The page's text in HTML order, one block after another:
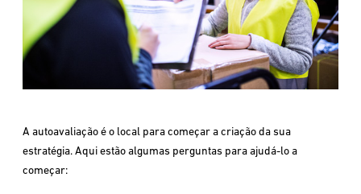
A autoavaliação é o local para começar a criação da sua
estratégia. Aqui estão algumas perguntas para ajudá-lo a
começar: